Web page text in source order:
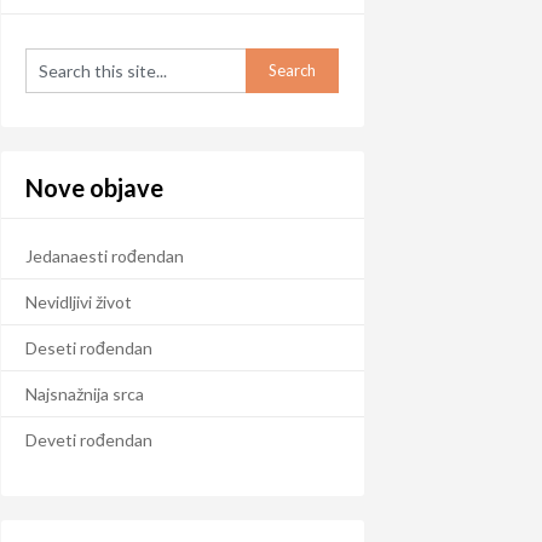
Nove objave
Jedanaesti rođendan
Nevidljivi život
Deseti rođendan
Najsnažnija srca
Deveti rođendan